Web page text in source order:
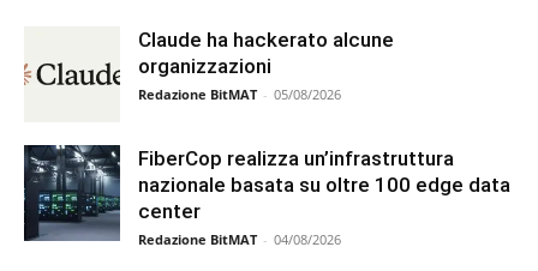
Claude ha hackerato alcune
organizzazioni
Redazione BitMAT - 05/08/2026
FiberCop realizza un’infrastruttura
nazionale basata su oltre 100 edge data
center
Redazione BitMAT - 04/08/2026